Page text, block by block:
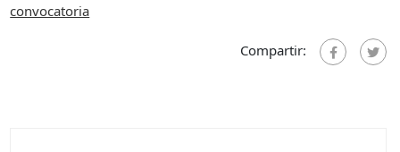
convocatoria
Compartir: